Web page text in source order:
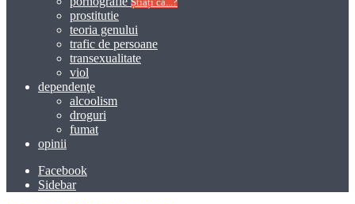
prostitutie
teoria genului
trafic de persoane
transexualitate
viol
dependenţe
alcoolism
droguri
fumat
opinii
Facebook
Sidebar